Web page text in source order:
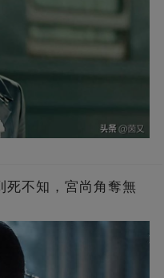
死不知，宮尚角奪無